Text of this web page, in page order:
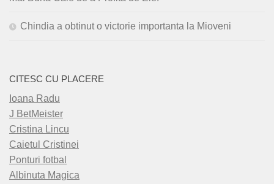
Chindia a obtinut o victorie importanta la Mioveni
CITESC CU PLACERE
Ioana Radu
J BetMeister
Cristina Lincu
Caietul Cristinei
Ponturi fotbal
Albinuta Magica